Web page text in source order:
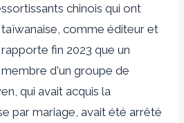
chinois qui ont
comme éditeur et
fin 2023 que un
membre d'un groupe de
qui avait acquis la
par mariage, avait été arrêté